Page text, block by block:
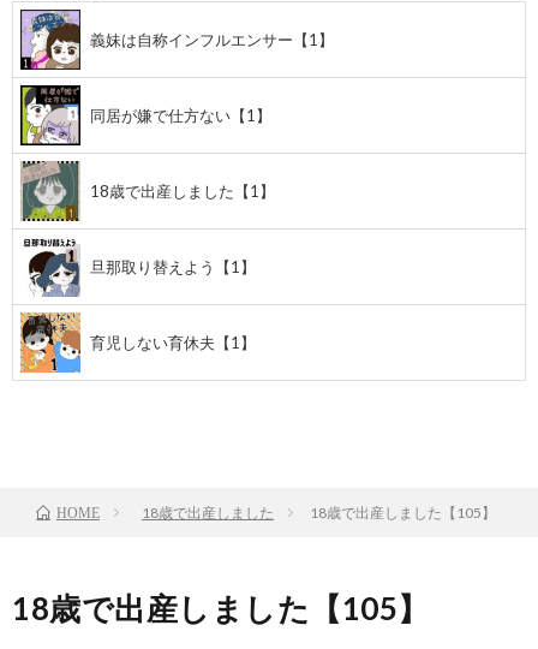
義妹は自称インフルエンサー【1】
同居が嫌で仕方ない【1】
18歳で出産しました【1】
旦那取り替えよう【1】
育児しない育休夫【1】
HOME 18歳で出産しました 18歳で出産しました【105】
18歳で出産しました【105】